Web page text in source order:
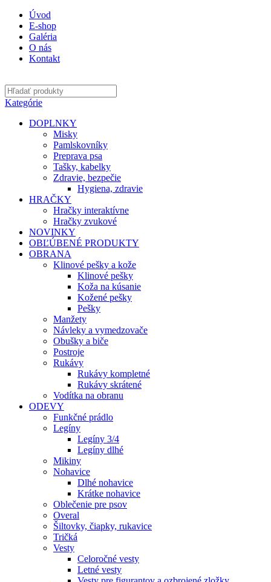
Úvod
E-shop
Galéria
O nás
Kontakt
Kategórie
DOPLNKY
Misky
Pamlskovníky
Preprava psa
Tašky, kabelky
Zdravie, bezpečie
Hygiena, zdravie
HRAČKY
Hračky interaktívne
Hračky zvukové
NOVINKY
OBĽÚBENÉ PRODUKTY
OBRANA
Klinové pešky a kože
Klinové pešky
Koža na kúsanie
Kožené pešky
Pešky
Manžety
Návleky a vymedzovače
Obušky a biče
Postroje
Rukávy
Rukávy kompletné
Rukávy skrátené
Vodítka na obranu
ODEVY
Funkčné prádlo
Legíny
Legíny 3/4
Legíny dlhé
Mikiny
Nohavice
Dlhé nohavice
Krátke nohavice
Oblečenie pre psov
Overal
Šiltovky, čiapky, rukavice
Tričká
Vesty
Celoročné vesty
Letné vesty